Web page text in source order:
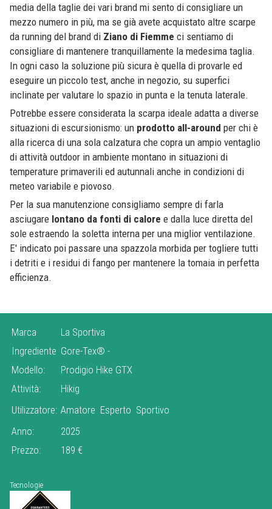
media della taglie dei vari brand mi sento di consigliare un
mezzo numero in più, ma se già avete acquistato altre scarpe
da running del brand di Ziano di Fiemme ci sentiamo di
consigliare di mantenere tranquillamente la medesima taglia.
In ogni caso la soluzione più sicura è quella di provarle ed
eseguire un piccolo test, anche in negozio, su superfici
inclinate per valutare lo spazio in punta e la tenuta laterale.
Potrebbe essere considerata la scarpa ideale adatta a diverse
situazioni di escursionismo: un prodotto all-around per chi è
alla ricerca di una sola calzatura che copra un ampio ventaglio
di attività outdoor in ambiente montano in situazioni di
temperature primaverili ed autunnali anche in condizioni di
meteo variabile e piovoso.
Per la sua manutenzione consigliamo sempre di farla
asciugare lontano da fonti di calore e dalla luce diretta del
sole estraendo la soletta interna per una miglior ventilazione.
E' indicato poi passare una spazzola morbida per togliere tutti
i detriti e i residui di fango per mantenere la tomaia in perfetta
efficienza.
Marca
La Sportiva
Ingrediente Gore-Tex® -
Modello:
Prodigio Hike GTX
Attività:
Hikig
Utilizzatore: Amatore Esperto Sportivo
Anno:
2025
Prezzo:
189 €
Tecnologie